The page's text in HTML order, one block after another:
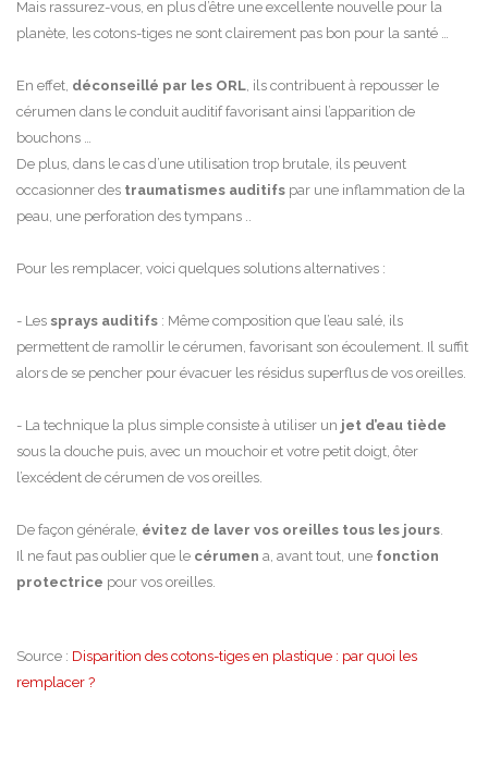
Mais rassurez-vous, en plus d’être une excellente nouvelle pour la
planète, les cotons-tiges ne sont clairement pas bon pour la santé …
En effet, déconseillé par les ORL, ils contribuent à repousser le
cérumen dans le conduit auditif favorisant ainsi l’apparition de
bouchons …
De plus, dans le cas d’une utilisation trop brutale, ils peuvent
occasionner des traumatismes auditifs par une inflammation de la
peau, une perforation des tympans ..
Pour les remplacer, voici quelques solutions alternatives :
- Les sprays auditifs : Même composition que l’eau salé, ils
permettent de ramollir le cérumen, favorisant son écoulement. Il suffit
alors de se pencher pour évacuer les résidus superflus de vos oreilles.
- La technique la plus simple consiste à utiliser un jet d’eau tiède
sous la douche puis, avec un mouchoir et votre petit doigt, ôter
l’excédent de cérumen de vos oreilles.
De façon générale, évitez de laver vos oreilles tous les jours.
Il ne faut pas oublier que le cérumen a, avant tout, une fonction
protectrice pour vos oreilles.
Source : Disparition des cotons-tiges en plastique : par quoi les
remplacer ?